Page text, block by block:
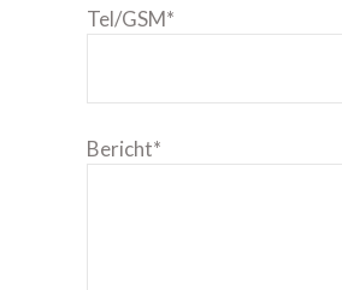
Tel/GSM*
Bericht*